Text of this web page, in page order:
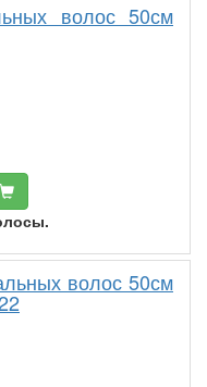
волос 50см
волос 50см